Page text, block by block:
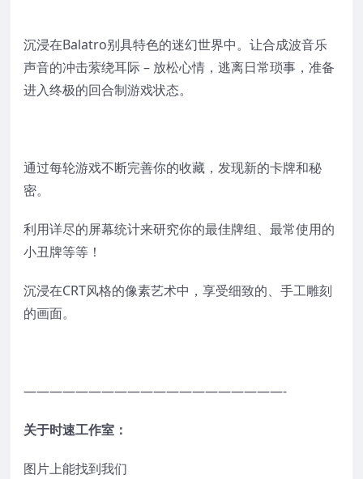
沉浸在Balatro别具特色的迷幻世界中。让合成波音乐
声音的冲击萦绕耳际 – 放松心情，逃离日常琐事，准备
进入终极的回合制游戏状态。
通过每轮游戏不断完善你的收藏，发现新的卡牌和秘
密。
利用详尽的屏幕统计来研究你的最佳牌组、最常使用的
小丑牌等等！
沉浸在CRT风格的像素艺术中，享受细致的、手工雕刻
的画面。
————————————————————-
关于时速工作室：
图片上能找到我们